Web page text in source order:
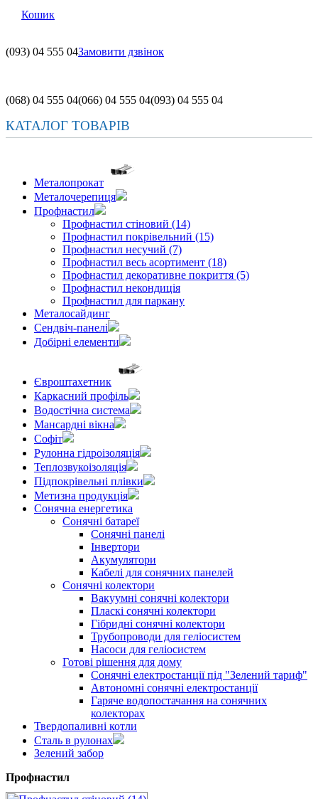
Кошик
(093) 04 555 04Замовити дзвінок
(068) 04 555 04(066) 04 555 04(093) 04 555 04
КАТАЛОГ ТОВАРІВ
Металопрокат
Металочерепиця
Профнастил
Профнастил стіновий (14)
Профнастил покрівельний (15)
Профнастил несучий (7)
Профнастил весь асортимент (18)
Профнастил декоративне покриття (5)
Профнастил некондиція
Профнастил для паркану
Металосайдинг
Сендвіч-панелі
Добірні елементи
Євроштахетник
Каркасний профіль
Водостічна система
Мансардні вікна
Софіт
Рулонна гідроізоляція
Теплозвукоізоляція
Підпокрівельні плівки
Метизна продукція
Сонячна енергетика
Сонячні батареї
Сонячні панелі
Інвертори
Акумулятори
Кабелі для сонячних панелей
Сонячні колектори
Вакуумні сонячні колектори
Пласкі сонячні колектори
Гібридні сонячні колектори
Трубопроводи для геліосистем
Насоси для геліосистем
Готові рішення для дому
Сонячні електростанції під "Зелений тариф"
Автономні сонячні електростанції
Гаряче водопостачання на сонячних
колекторах
Твердопаливні котли
Сталь в рулонах
Зелений забор
Профнастил